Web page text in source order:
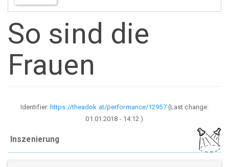
So sind die
Frauen
Identifier:https://theadok.at/performance/12957(Last change:
01.01.2018 - 14:12 )
Inszenierung